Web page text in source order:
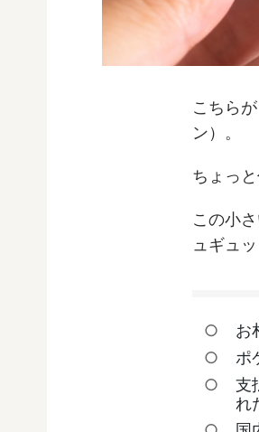
こちら
ン）。
ちょっ
この小さ
ュギュ
お
ポ
支
れ